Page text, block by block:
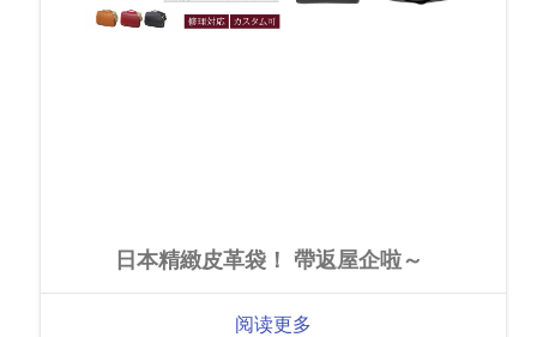
日本精緻皮革袋！ 帶返屋企啦～
阅读更多